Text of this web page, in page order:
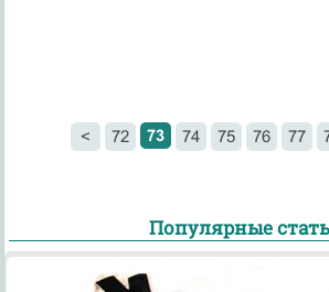
< 72 73 74 75 76 77
Популярные